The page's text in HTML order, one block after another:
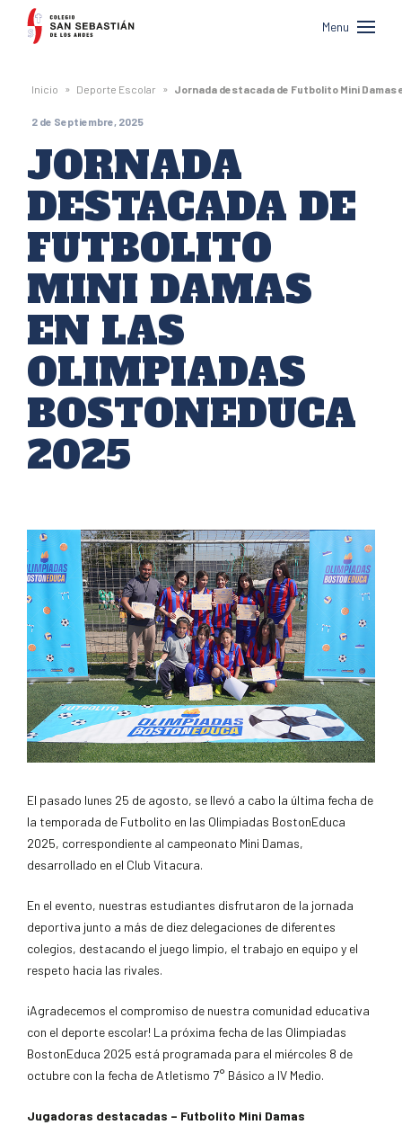
Colegio
San
Sebastián
de
Los
Andes
Menu
Inicio » Deporte Escolar » Jornada destacada de Futbolito Mini Damas
2 de Septiembre, 2025
JORNADA
DESTACADA DE
FUTBOLITO
MINI DAMAS
EN LAS
OLIMPIADAS
BOSTONEDUCA
2025
El pasado lunes 25 de agosto, se llevó a cabo la última fecha de
la temporada de Futbolito en las Olimpiadas BostonEduca
2025, correspondiente al campeonato Mini Damas,
desarrollado en el Club Vitacura.
En el evento, nuestras estudiantes disfrutaron de la jornada
deportiva junto a más de diez delegaciones de diferentes
colegios, destacando el juego limpio, el trabajo en equipo y el
respeto hacia las rivales.
¡Agradecemos el compromiso de nuestra comunidad educativa
con el deporte escolar! La próxima fecha de las Olimpiadas
BostonEduca 2025 está programada para el miércoles 8 de
octubre con la fecha de Atletismo 7° Básico a IV Medio.
Jugadoras destacadas – Futbolito Mini Damas